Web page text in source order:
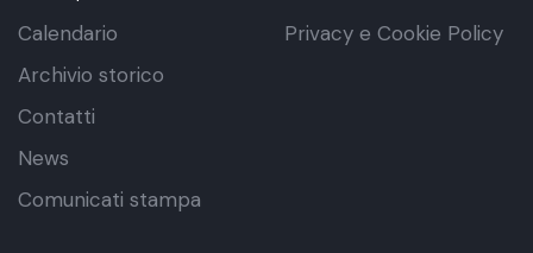
Calendario
Archivio storico
Contatti
News
Comunicati stampa
Privacy e Cookie Policy